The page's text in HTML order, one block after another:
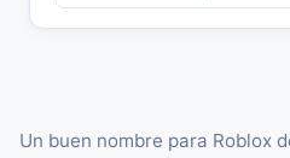
Un buen nombre para Roblox